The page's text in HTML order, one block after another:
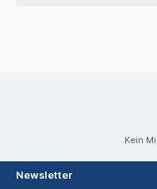
Kein
Newsletter